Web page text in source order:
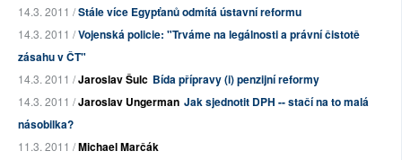
14.3. 2011 /Stále více Egypťanů odmítá ústavní reformu
14.3. 2011 /Vojenská policie: "Trváme na legálnosti a právní čistotě
zásahu v ČT"
14.3. 2011 /Jaroslav Šulc Bída přípravy (i) penzijní reformy
14.3. 2011 /Jaroslav Ungerman Jak sjednotit DPH -- stačí na to malá
násobilka?
11.3. 2011 /Michael Marčák